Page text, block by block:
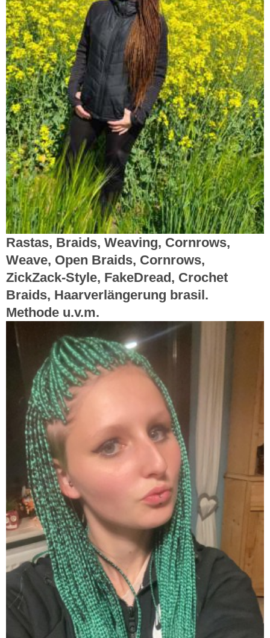
Rastas, Braids, Weaving, Cornrows,
Weave, Open Braids, Cornrows,
ZickZack-Style, FakeDread, Crochet
Braids, Haarverlängerung brasil.
Methode u.v.m.